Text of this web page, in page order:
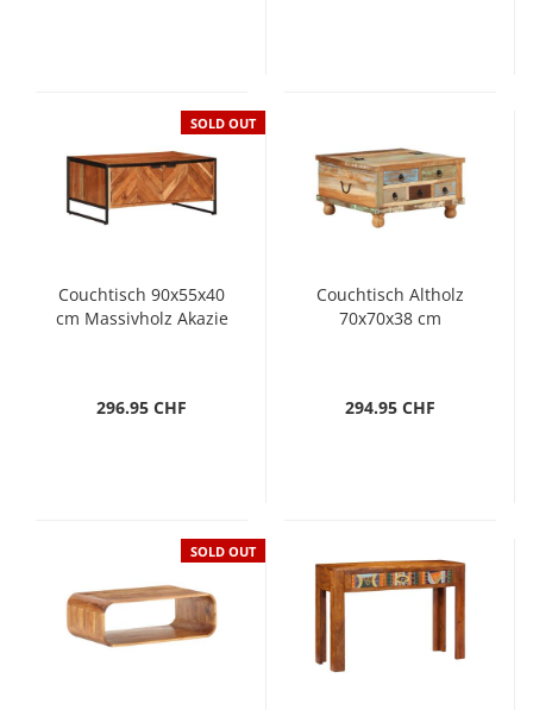
SOLD OUT
Couchtisch 90x55x40
cm Massivholz Akazie
296.95 CHF
Couchtisch Altholz
70x70x38 cm
294.95 CHF
SOLD OUT